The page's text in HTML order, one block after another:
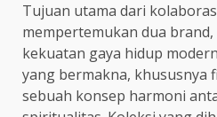
Tujuan utama dari
mempertemukan dua
kekuatan gaya hidup
yang bermakna, khususnya
sebuah konsep harmoni